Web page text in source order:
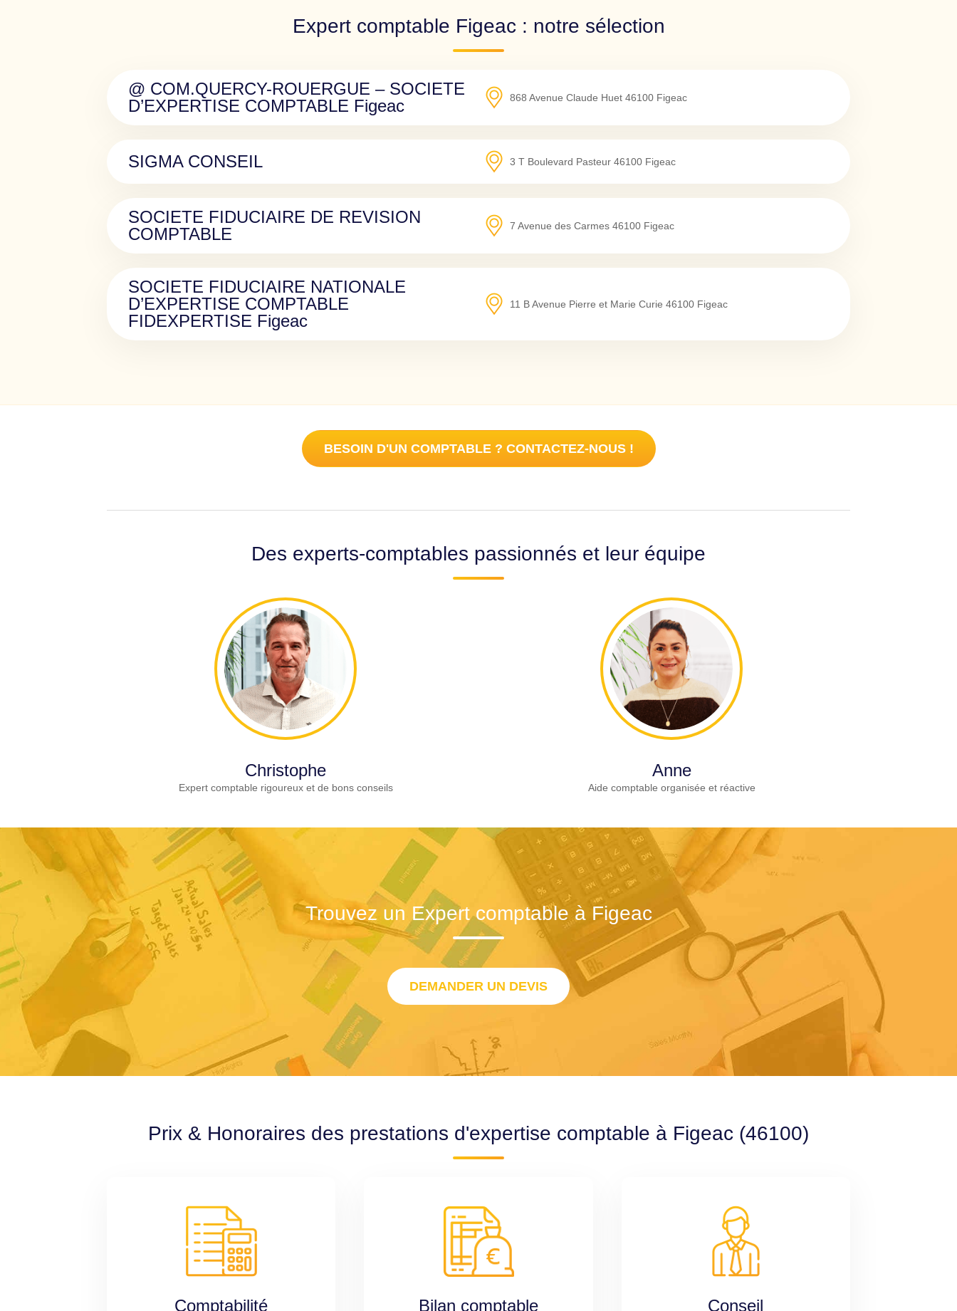
Expert comptable Figeac : notre sélection
@ COM.QUERCY-ROUERGUE – SOCIETE
D’EXPERTISE COMPTABLE Figeac
868 Avenue Claude Huet 46100 Figeac
SIGMA CONSEIL 3 T Boulevard Pasteur 46100 Figeac
SOCIETE FIDUCIAIRE DE REVISION
COMPTABLE
7 Avenue des Carmes 46100 Figeac
SOCIETE FIDUCIAIRE NATIONALE
D’EXPERTISE COMPTABLE
FIDEXPERTISE Figeac
11 B Avenue Pierre et Marie Curie 46100 Figeac
BESOIN D'UN COMPTABLE ? CONTACTEZ-NOUS !
Des experts-comptables passionnés et leur équipe
Christophe
Expert comptable rigoureux et de bons conseils
Anne
Aide comptable organisée et réactive
Trouvez un Expert comptable à Figeac
DEMANDER UN DEVIS
Prix & Honoraires des prestations d'expertise comptable à Figeac (46100)
Comptabilité Bilan comptable Conseil